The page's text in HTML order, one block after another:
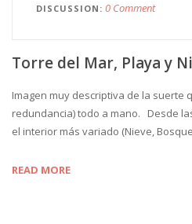
DISCUSSION 0 Comment
Torre del Mar, Playa y
Imagen muy descriptiva de la suerte
redundancia) todo a mano. Desde
el interior más variado (Nieve,
READ MORE